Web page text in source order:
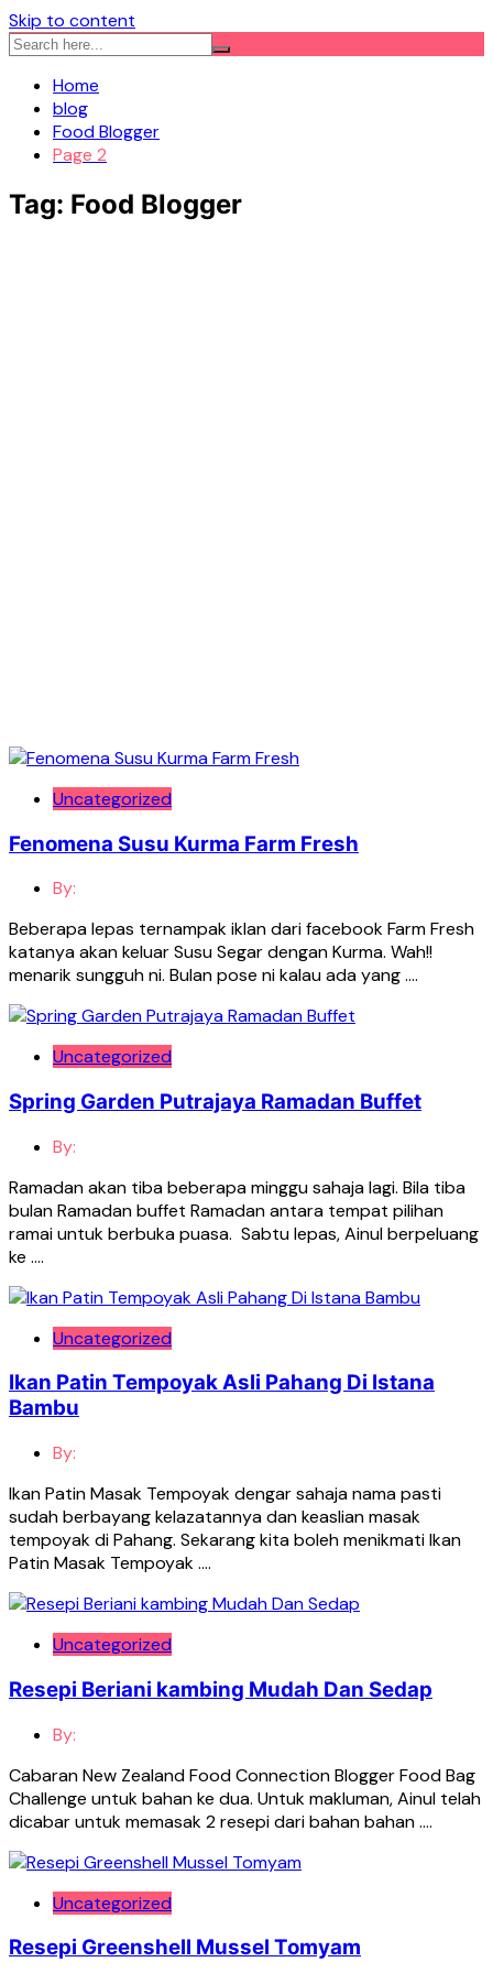
Skip to content
Home
blog
Food Blogger
Page 2
Tag: Food Blogger
Uncategorized
Fenomena Susu Kurma Farm Fresh
By:
Beberapa lepas ternampak iklan dari facebook Farm Fresh
katanya akan keluar Susu Segar dengan Kurma. Wah!!
menarik sungguh ni. Bulan pose ni kalau ada yang ….
Uncategorized
Spring Garden Putrajaya Ramadan Buffet
By:
Ramadan akan tiba beberapa minggu sahaja lagi. Bila tiba
bulan Ramadan buffet Ramadan antara tempat pilihan
ramai untuk berbuka puasa. Sabtu lepas, Ainul berpeluang
ke ….
Uncategorized
Ikan Patin Tempoyak Asli Pahang Di Istana
Bambu
By:
Ikan Patin Masak Tempoyak dengar sahaja nama pasti
sudah berbayang kelazatannya dan keaslian masak
tempoyak di Pahang. Sekarang kita boleh menikmati Ikan
Patin Masak Tempoyak ….
Uncategorized
Resepi Beriani kambing Mudah Dan Sedap
By:
Cabaran New Zealand Food Connection Blogger Food Bag
Challenge untuk bahan ke dua. Untuk makluman, Ainul telah
dicabar untuk memasak 2 resepi dari bahan bahan ….
Uncategorized
Resepi Greenshell Mussel Tomyam